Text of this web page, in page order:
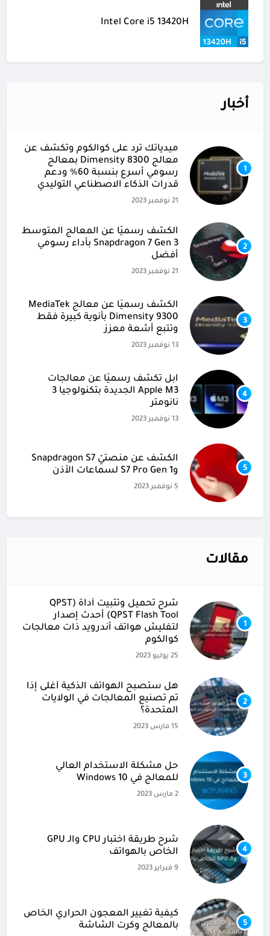
Intel Core i5 13420H
أخبار
1
ميدياتك ترد على كوالكوم وتكشف عن
معالج Dimensity 8300 بمعالج
رسومي أسرع بنسبة 60% ودعم
قدرات الذكاء الاصطناعي التوليدي
21 نوفمبر 2023
2
الكشف رسميًا عن المعالج المتوسط
Snapdragon 7 Gen 3 بأداء رسومي
أفضل
21 نوفمبر 2023
3
الكشف رسميًا عن معالج MediaTek
Dimensity 9300 بأنوية كبيرة فقط
وتتبع أشعة معزز
13 نوفمبر 2023
4
آبل تكشف رسميًا عن معالجات
Apple M3 الجديدة بتكنولوجيا 3
نانومتر
13 نوفمبر 2023
5
الكشف عن منصتيْ Snapdragon S7
وS7 Pro Gen 1 لسماعات الأذن
5 نوفمبر 2023
مقالات
1
شرح تحميل وتثبيت أداة (QPST
(QPST Flash Tool أحدث إصدار
لتفليش هواتف أندرويد ذات معالجات
كوالكوم
25 يوليو 2023
2
هل ستصبح الهواتف الذكية أغلى إذا
تم تصنيع المعالجات في الولايات
المتحدة؟
15 مارس 2023
3
حل مشكلة الاستخدام العالي
للمعالج في Windows 10
2 مارس 2023
4
شرح طريقة اختبار CPU والـ GPU
الخاص بالهواتف
9 فبراير 2023
5
كيفية تغيير المعجون الحراري الخاص
بالمعالج وكرت الشاشة